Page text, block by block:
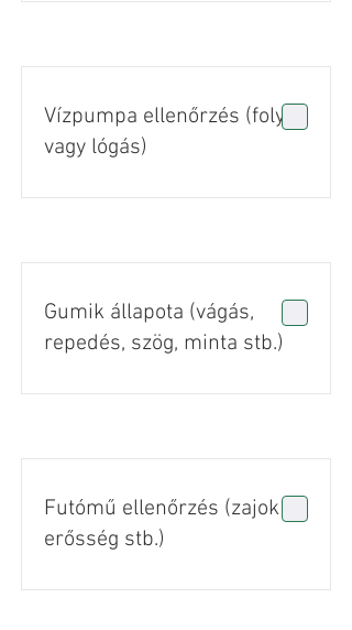
Vízpumpa ellenőrzés (folyás
vagy lógás)
Gumik állapota (vágás,
repedés, szög, minta stb.)
Futómű ellenőrzés (zajok +
erősség stb.)